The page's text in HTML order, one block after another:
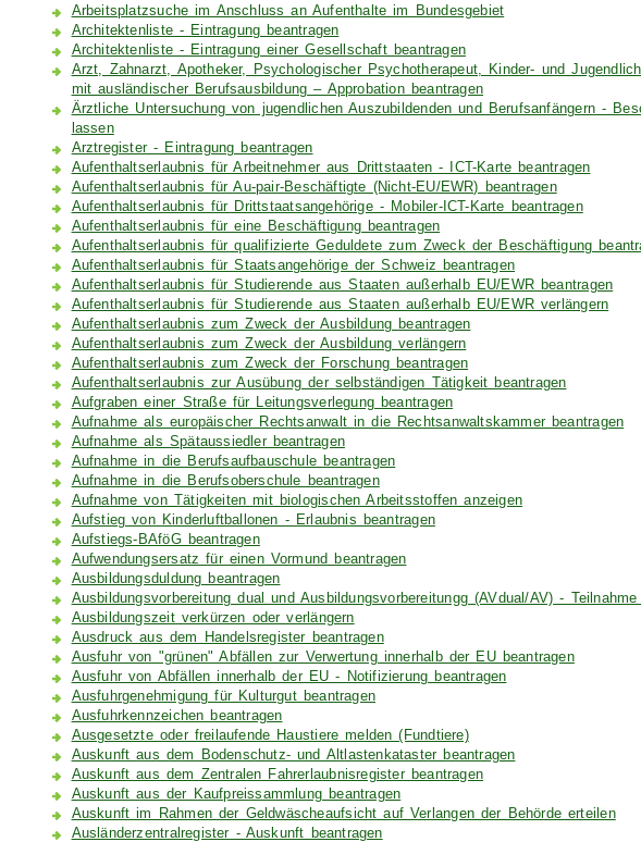
Arbeitsplatzsuche im Anschluss an Aufenthalte im Bundesgebiet
Architektenliste - Eintragung beantragen
Architektenliste - Eintragung einer Gesellschaft beantragen
Arzt, Zahnarzt, Apotheker, Psychologischer Psychotherapeut, Kinder- und
mit ausländischer Berufsausbildung – Approbation beantragen
Ärztliche Untersuchung von jugendlichen Auszubildenden und Berufsanfängern -
lassen
Arztregister - Eintragung beantragen
Aufenthaltserlaubnis für Arbeitnehmer aus Drittstaaten - ICT-Karte beantragen
Aufenthaltserlaubnis für Au-pair-Beschäftigte (Nicht-EU/EWR) beantragen
Aufenthaltserlaubnis für Drittstaatsangehörige - Mobiler-ICT-Karte beantragen
Aufenthaltserlaubnis für eine Beschäftigung beantragen
Aufenthaltserlaubnis für qualifizierte Geduldete zum Zweck der Beschäftigung
Aufenthaltserlaubnis für Staatsangehörige der Schweiz beantragen
Aufenthaltserlaubnis für Studierende aus Staaten außerhalb EU/EWR beantragen
Aufenthaltserlaubnis für Studierende aus Staaten außerhalb EU/EWR verlängern
Aufenthaltserlaubnis zum Zweck der Ausbildung beantragen
Aufenthaltserlaubnis zum Zweck der Ausbildung verlängern
Aufenthaltserlaubnis zum Zweck der Forschung beantragen
Aufenthaltserlaubnis zur Ausübung der selbständigen Tätigkeit beantragen
Aufgraben einer Straße für Leitungsverlegung beantragen
Aufnahme als europäischer Rechtsanwalt in die Rechtsanwaltskammer beantragen
Aufnahme als Spätaussiedler beantragen
Aufnahme in die Berufsaufbauschule beantragen
Aufnahme in die Berufsoberschule beantragen
Aufnahme von Tätigkeiten mit biologischen Arbeitsstoffen anzeigen
Aufstieg von Kinderluftballonen - Erlaubnis beantragen
Aufstiegs-BAföG beantragen
Aufwendungsersatz für einen Vormund beantragen
Ausbildungsduldung beantragen
Ausbildungsvorbereitung dual und Ausbildungsvorbereitungg (AVdual/AV) -
Ausbildungszeit verkürzen oder verlängern
Ausdruck aus dem Handelsregister beantragen
Ausfuhr von "grünen" Abfällen zur Verwertung innerhalb der EU beantragen
Ausfuhr von Abfällen innerhalb der EU - Notifizierung beantragen
Ausfuhrgenehmigung für Kulturgut beantragen
Ausfuhrkennzeichen beantragen
Ausgesetzte oder freilaufende Haustiere melden (Fundtiere)
Auskunft aus dem Bodenschutz- und Altlastenkataster beantragen
Auskunft aus dem Zentralen Fahrerlaubnisregister beantragen
Auskunft aus der Kaufpreissammlung beantragen
Auskunft im Rahmen der Geldwäscheaufsicht auf Verlangen der Behörde erteilen
Ausländerzentralregister - Auskunft beantragen